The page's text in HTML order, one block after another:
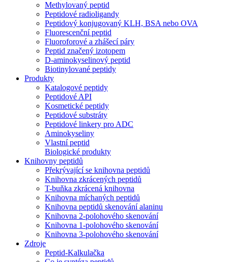
Methylovaný peptid
Peptidové radioligandy
Peptidový konjugovaný KLH, BSA nebo OVA
Fluorescenční peptid
Fluoroforové a zhášecí páry
Peptid značený izotopem
D-aminokyselinový peptid
Biotinylované peptidy
Produkty
Katalogové peptidy
Peptidové API
Kosmetické peptidy
Peptidové substráty
Peptidové linkery pro ADC
Aminokyseliny
Vlastní peptid
Biologické produkty
Knihovny peptidů
Překrývající se knihovna peptidů
Knihovna zkrácených peptidů
T-buňka zkrácená knihovna
Knihovna míchaných peptidů
Knihovna peptidů skenování alaninu
Knihovna 2-polohového skenování
Knihovna 1-polohového skenování
Knihovna 3-polohového skenování
Zdroje
Peptid-Kalkulačka